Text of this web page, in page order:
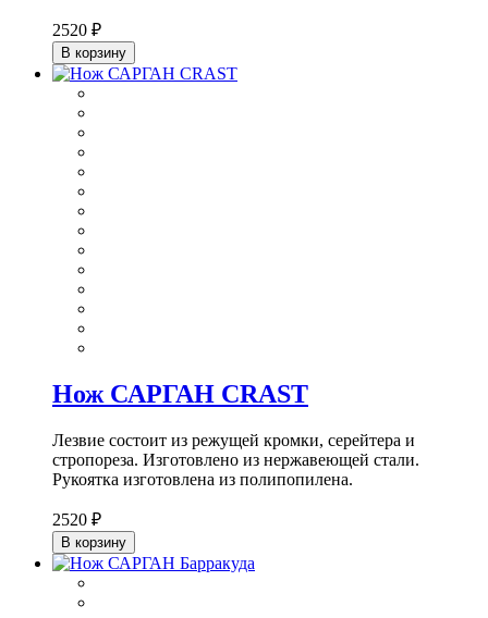
2520 ₽
В корзину
Нож САРГАН CRAST
Лезвие состоит из режущей кромки, серейтера и
стропореза. Изготовлено из нержавеющей стали.
Рукоятка изготовлена из полипопилена.
2520 ₽
В корзину